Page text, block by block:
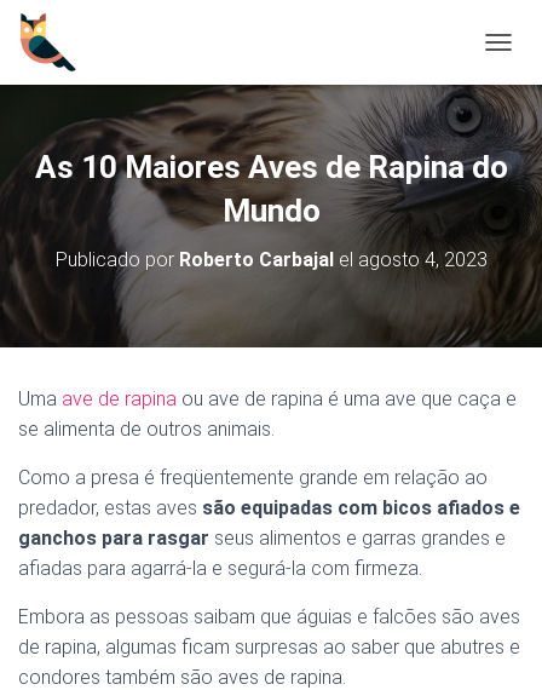
A
M
B
I
A
O
V
Ó
As 10 Maiores Aves de Rapina do
Mundo
Publicado por Roberto Carbajalel agosto 4, 2023
Uma ave de rapina ou ave de rapina é uma ave que caça e
se alimenta de outros animais.
Como a presa é freqüentemente grande em relação ao
predador, estas aves são equipadas com bicos afiados e
ganchos para rasgar seus alimentos e garras grandes e
afiadas para agarrá-la e segurá-la com firmeza.
Embora as pessoas saibam que águias e falcões são aves
de rapina, algumas ficam surpresas ao saber que abutres e
condores também são aves de rapina.